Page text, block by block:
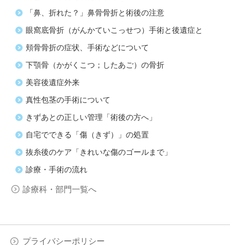
「鼻、折れた？」鼻骨骨折と術後の注意
眼窩底骨折（がんかていこっせつ）手術と後遺症と
頬骨骨折の症状、手術などについて
下顎骨（かがくこつ；したあご）の骨折
美容後遺症外来
真性包茎の手術について
きずあとの正しい管理「術後の方へ」
自宅でできる「傷（きず）」の処置
抜糸後のケア「きれいな傷のゴールまで」
診療・手術の流れ
診療科・部門一覧へ
プライバシーポリシー